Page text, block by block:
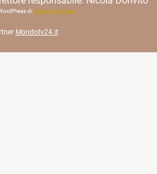
di Matteo Morreale
Mondotv24.it